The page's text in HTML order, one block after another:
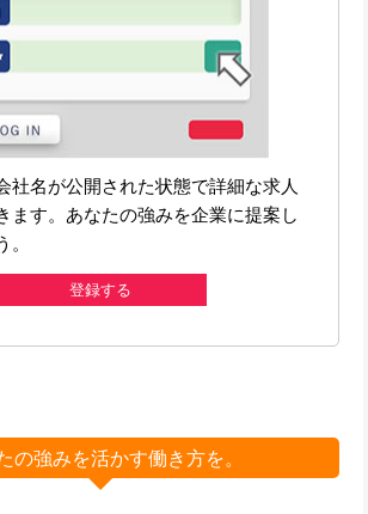
社名が公開された状態で詳細な求人
ます。あなたの強みを企業に提案し
登録する
の強みを活かす働き方を。